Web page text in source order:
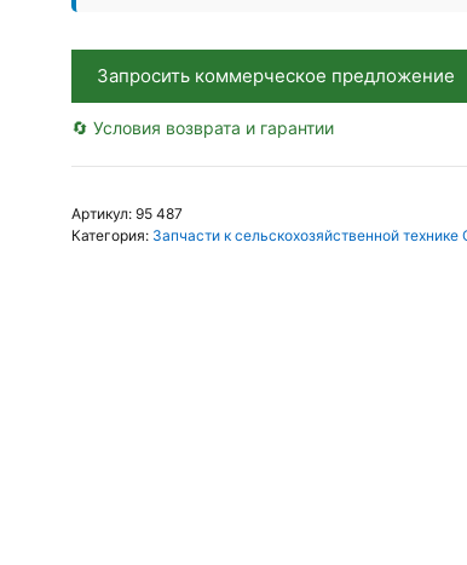
Запросить коммерческое предложение
🔄 Условия возврата и гарантии
Артикул: 95 487
Категория: Запчасти к сельскохозяйственной технике